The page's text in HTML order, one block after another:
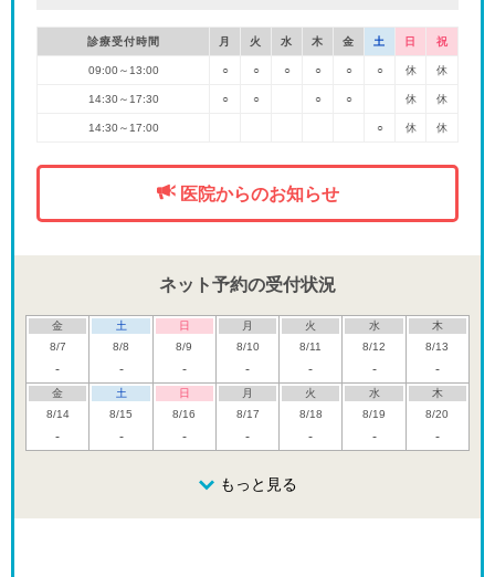
診療受付時間 月 火 水 木 金 土 日 祝
09:00～13:00 ○ ○ ○ ○ ○ ○ 休 休
14:30～17:30 ○ ○ ○ ○ 休 休
14:30～17:00 ○ 休 休
医院からのお知らせ
ネット予約の受付状況
金
8/7
-
土
8/8
-
日
8/9
-
月
8/10
-
火
8/11
-
水
8/12
-
木
8/13
-
金
8/14
-
土
8/15
-
日
8/16
-
月
8/17
-
火
8/18
-
水
8/19
-
木
8/20
-
8/24
もっと見る